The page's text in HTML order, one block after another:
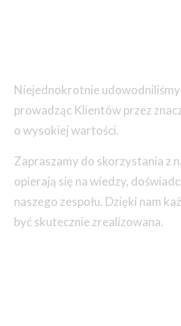
Niejednokrotnie udowodniliśmy
prowadząc Klientów przez
o wysokiej wartości.
Zapraszamy do skorzystania z
opierają się na wiedzy,
naszego zespołu. Dzięki nam
być skutecznie zrealizowana.